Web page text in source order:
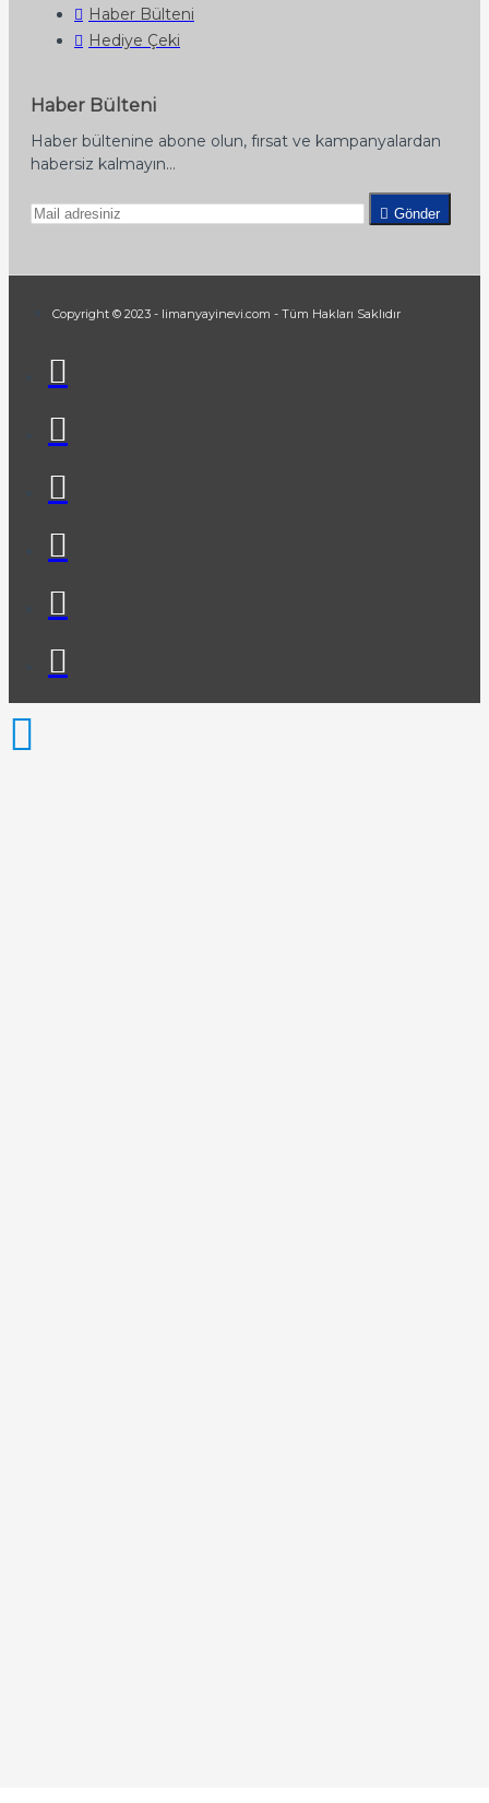
Haber Bülteni
Hediye Çeki
Haber Bülteni
Haber bültenine abone olun, fırsat ve kampanyalardan
habersiz kalmayın...
Gönder
Copyright © 2023 - limanyayinevi.com - Tüm Hakları Saklıdır